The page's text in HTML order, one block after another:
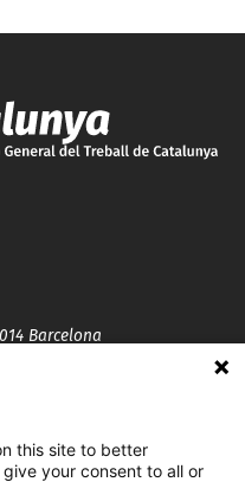
Barcelona
this site to better
your consent to all or